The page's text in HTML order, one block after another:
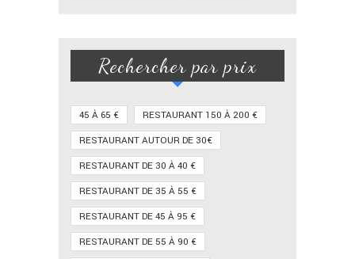
Rechercher par prix
45 À 65 €
RESTAURANT 150 À 200 €
RESTAURANT AUTOUR DE 30€
RESTAURANT DE 30 À 40 €
RESTAURANT DE 35 À 55 €
RESTAURANT DE 45 À 95 €
RESTAURANT DE 55 À 90 €